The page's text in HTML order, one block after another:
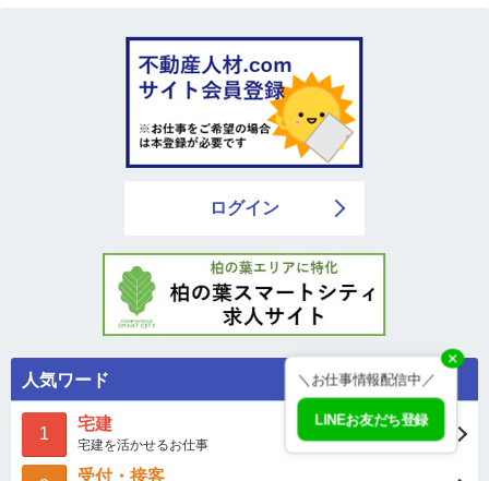
ログイン
人気ワード
1
宅建
宅建を活かせるお仕事
受付・接客
✕
＼お仕事情報配信中／
LINEお友だち登録